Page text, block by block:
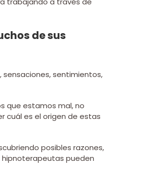
de sus
sentimientos,
que estamos mal, no
cuál es el origen de estas
posibles razones,
hipnoterapeutas pueden